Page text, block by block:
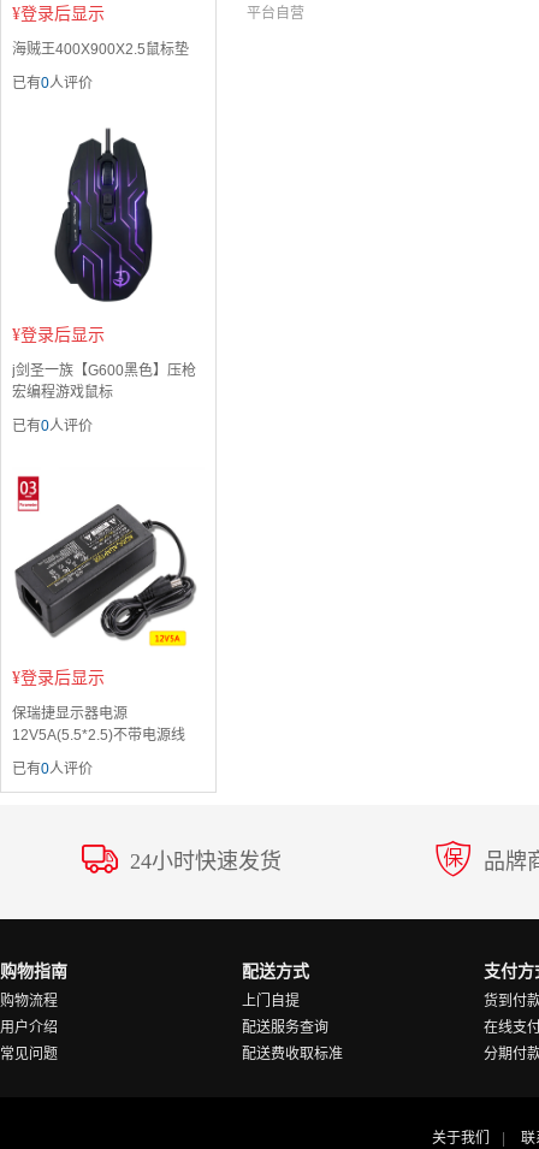
¥登录后显示
海贼王400X900X2.5鼠标垫
已有0人评价
¥登录后显示
j剑圣一族【G600黑色】压枪
宏编程游戏鼠标
已有0人评价
¥登录后显示
保瑞捷显示器电源
12V5A(5.5*2.5)不带电源线
已有0人评价
平台自营
24小时快速发货 品牌
购物指南
购物流程
用户介绍
常见问题
配送方式
上门自提
配送服务查询
配送费收取标准
支付方
货到付
在线支
分期付
关于我们 联